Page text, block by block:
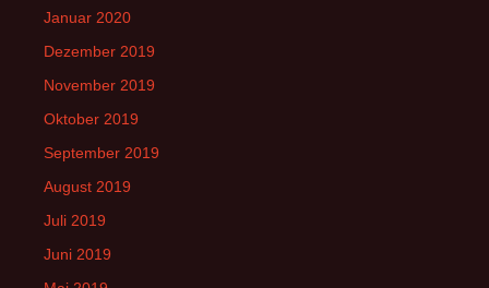
Januar 2020
Dezember 2019
November 2019
Oktober 2019
September 2019
August 2019
Juli 2019
Juni 2019